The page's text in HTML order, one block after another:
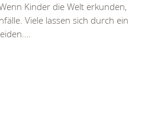
Kinder die Welt erkunden,
Viele lassen sich durch ein